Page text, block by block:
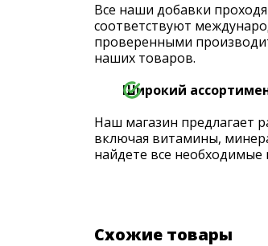
Все наши добавки
соответствуют
проверенными
наших товаров.
Широкий
Наш магазин предлагает
включая витамины,
найдете все
Схожие товары